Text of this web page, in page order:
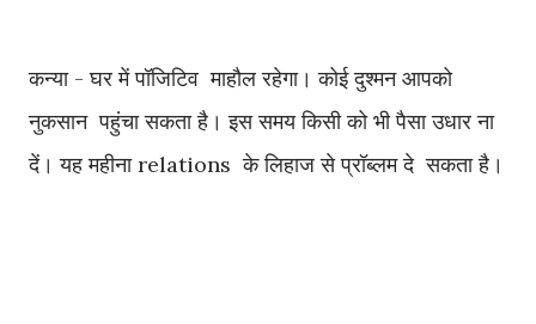
कन्या - घर में पॉजिटिव माहौल रहेगा। कोई दुश्मन आपको
नुकसान पहुंचा सकता है। इस समय किसी को भी पैसा उधार ना
दें। यह महीना relationsके लिहाज से प्रॉब्लम दे सकता है।